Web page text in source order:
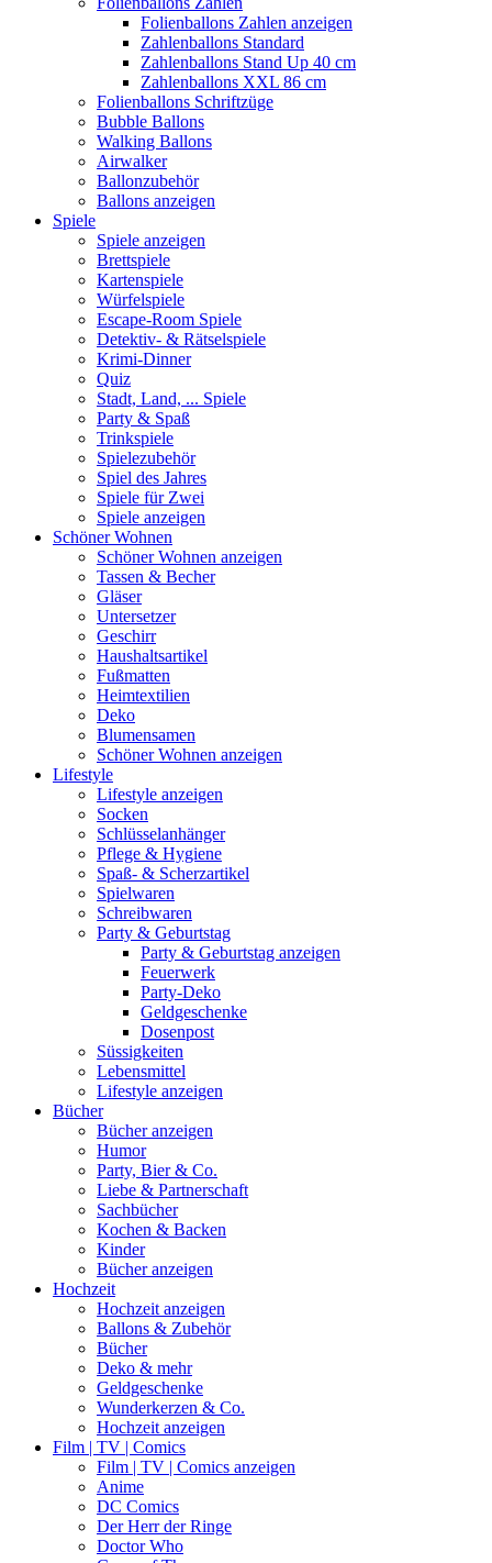
Folienballons Zahlen anzeigen
Zahlenballons Standard
Zahlenballons Stand Up 40 cm
Zahlenballons XXL 86 cm
Folienballons Schriftzüge
Bubble Ballons
Walking Ballons
Airwalker
Ballonzubehör
Ballons anzeigen
Spiele
Spiele anzeigen
Brettspiele
Kartenspiele
Würfelspiele
Escape-Room Spiele
Detektiv- & Rätselspiele
Krimi-Dinner
Quiz
Stadt, Land, ... Spiele
Party & Spaß
Trinkspiele
Spielezubehör
Spiel des Jahres
Spiele für Zwei
Spiele anzeigen
Schöner Wohnen
Schöner Wohnen anzeigen
Tassen & Becher
Gläser
Untersetzer
Geschirr
Haushaltsartikel
Fußmatten
Heimtextilien
Deko
Blumensamen
Schöner Wohnen anzeigen
Lifestyle
Lifestyle anzeigen
Socken
Schlüsselanhänger
Pflege & Hygiene
Spaß- & Scherzartikel
Spielwaren
Schreibwaren
Party & Geburtstag
Party & Geburtstag anzeigen
Feuerwerk
Party-Deko
Geldgeschenke
Dosenpost
Süssigkeiten
Lebensmittel
Lifestyle anzeigen
Bücher
Bücher anzeigen
Humor
Party, Bier & Co.
Liebe & Partnerschaft
Sachbücher
Kochen & Backen
Kinder
Bücher anzeigen
Hochzeit
Hochzeit anzeigen
Ballons & Zubehör
Bücher
Deko & mehr
Geldgeschenke
Wunderkerzen & Co.
Hochzeit anzeigen
Film | TV | Comics
Film | TV | Comics anzeigen
Anime
DC Comics
Der Herr der Ringe
Doctor Who